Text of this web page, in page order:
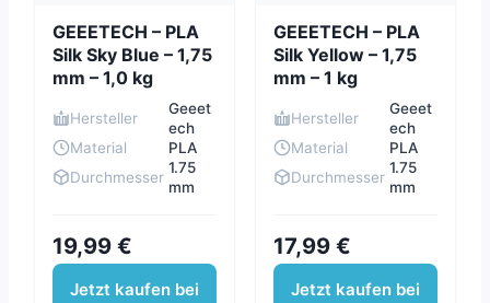
GEEETECH – PLA
Silk Sky Blue – 1,75
mm – 1,0 kg
Hersteller
Geeet
ech
Material
PLA
Durchmesser
1.75
mm
19,99 €
Jetzt kaufen bei
GEEETECH – PLA
Silk Yellow – 1,75
mm – 1 kg
Hersteller
Geeet
ech
Material
PLA
Durchmesser
1.75
mm
17,99 €
Jetzt kaufen bei